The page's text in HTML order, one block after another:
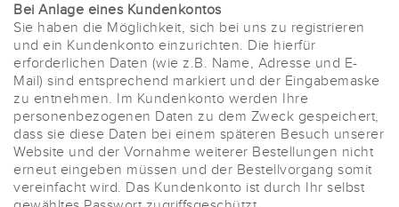
Bei Anlage eines Kundenkontos
Sie haben die Möglichkeit, sich bei uns zu registrieren
und ein Kundenkonto einzurichten. Die hierfür
erforderlichen Daten (wie z.B. Name, Adresse und E-
Mail) sind entsprechend markiert und der Eingabemaske
zu entnehmen. Im Kundenkonto werden Ihre
personenbezogenen Daten zu dem Zweck gespeichert,
dass sie diese Daten bei einem späteren Besuch unserer
Website und der Vornahme weiterer Bestellungen nicht
erneut eingeben müssen und der Bestellvorgang somit
vereinfacht wird. Das Kundenkonto ist durch Ihr selbst